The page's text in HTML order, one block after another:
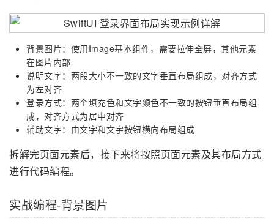
背景图片：使用Image基本组件，需要拉伸全屏，其他元素
在图片内部
说明文字：两段大小不一致的文字垂直布局组成，对齐方式
为左对齐
登录方式：两个填充色和文字颜色不一致的按钮垂直布局组
成，对齐方式为居中对齐
辅助文字：由文字和文字按钮横向布局组成
拆解完页面元素后，接下来将按照页面元素及其布局方式
进行代码编程。
实战编程-背景图片